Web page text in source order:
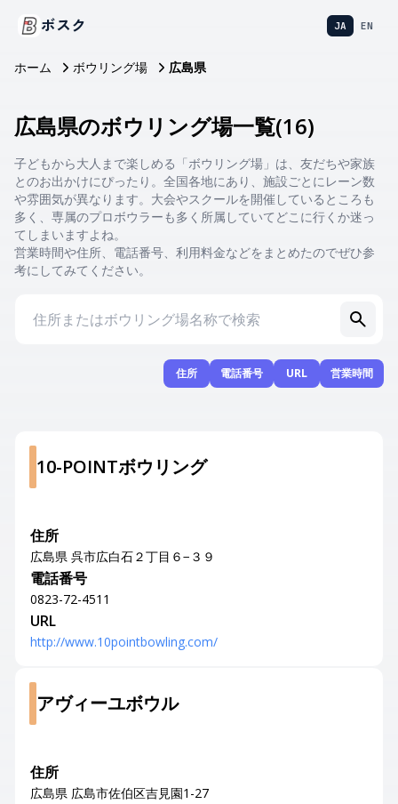
ボスク JA EN
ホーム ボウリング場 広島県
広島県のボウリング場一覧(16)
子どもから大人まで楽しめる「ボウリング場」は、友だちや家族
とのお出かけにぴったり。全国各地にあり、施設ごとにレーン数
や雰囲気が異なります。大会やスクールを開催しているところも
多く、専属のプロボウラーも多く所属していてどこに行くか迷っ
てしまいますよね。
営業時間や住所、電話番号、利用料金などをまとめたのでぜひ参
考にしてみてください。
住所 電話番号 URL 営業時間
10-POINTボウリング
住所
広島県 呉市広白石２丁目６−３９
電話番号
0823-72-4511
URL
http://www.10pointbowling.com/
アヴィーユボウル
住所
広島県 広島市佐伯区吉見園1-27